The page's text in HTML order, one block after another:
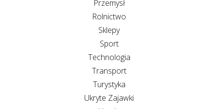
Przemysł
Rolnictwo
Sklepy
Sport
Technologia
Transport
Turystyka
Ukryte Zajawki